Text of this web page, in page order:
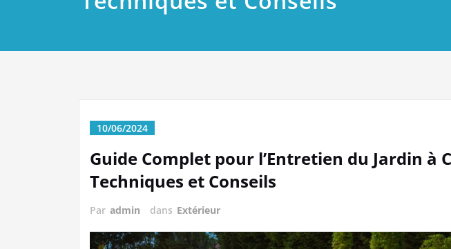
10/06/2024
Guide Complet pour l’Entretien du Jardin à
Techniques et Conseils
Par admin dans Extérieur